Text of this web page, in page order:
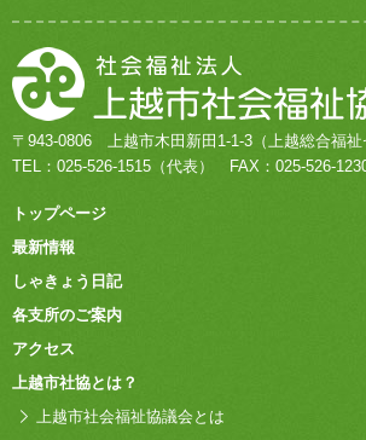
〒943-0806 上越市木田新田1-1-3 （上越総合福
TEL： 025-526-1515 （代表） FAX：025-526-
トップページ
最新情報
しゃきょう日記
各支所のご案内
アクセス
上越市社協とは？
上越市社会福祉協議会とは